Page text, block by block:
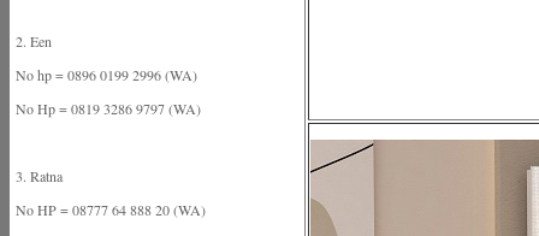
2. Een
No hp = 0896 0199 2996 (WA)
No Hp = 0819 3286 9797 (WA)
3. Ratna
No HP = 08777 64 888 20 (WA)